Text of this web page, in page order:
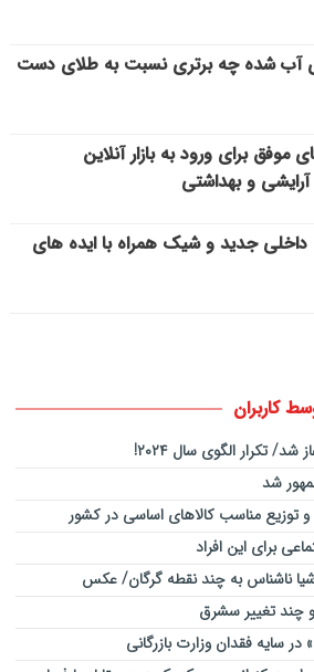
آب شده چه برتری نسبت به طلای دست
موفق برای ورود به بازار آنلاین
و بهداشتی
داخلی جدید و شیک همراه با ایده های
کاربران
تکرار الگوی سال ۲۰۲۴!
شد
و توزیع مناسب کالاهای اساسی در کشور
برای این افراد
ناشناس به چند نقطه گرگان/ عکس
چند تغییر سشرق
سایه فقدان وزارت بازرگانی